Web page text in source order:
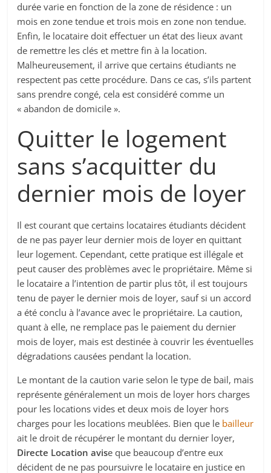
durée varie en fonction de la zone de résidence : un
mois en zone tendue et trois mois en zone non tendue.
Enfin, le locataire doit effectuer un état des lieux avant
de remettre les clés et mettre fin à la location.
Malheureusement, il arrive que certains étudiants ne
respectent pas cette procédure. Dans ce cas, s’ils partent
sans prendre congé, cela est considéré comme un
« abandon de domicile ».
Quitter le logement
sans s’acquitter du
dernier mois de loyer
Il est courant que certains locataires étudiants décident
de ne pas payer leur dernier mois de loyer en quittant
leur logement. Cependant, cette pratique est illégale et
peut causer des problèmes avec le propriétaire. Même si
le locataire a l’intention de partir plus tôt, il est toujours
tenu de payer le dernier mois de loyer, sauf si un accord
a été conclu à l’avance avec le propriétaire. La caution,
quant à elle, ne remplace pas le paiement du dernier
mois de loyer, mais est destinée à couvrir les éventuelles
dégradations causées pendant la location.
Le montant de la caution varie selon le type de bail, mais
représente généralement un mois de loyer hors charges
pour les locations vides et deux mois de loyer hors
charges pour les locations meublées. Bien que le bailleur
ait le droit de récupérer le montant du dernier loyer,
Directe Location avise que beaucoup d’entre eux
décident de ne pas poursuivre le locataire en justice en